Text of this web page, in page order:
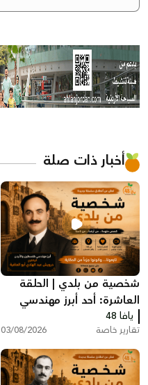
أخبار ذات صلة
شخصية من بلدي | الحلقة
العاشرة: أحد أبرز مهندسي
درويش أبو العافية
يافا 48
تقارير خاصة 03/08/2026